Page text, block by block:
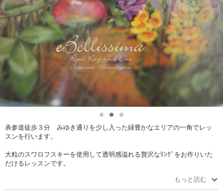
表参道徒歩３分 みゆき通りを少し入った緑豊かなエリアの一角でレッ
スンを行います。
大粒のスワロフスキーを使用して透明感溢れる贅沢なﾘﾝｸﾞをお作りいた
だけるレッスンです。
もっと読む